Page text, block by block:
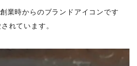
業時からのブランドアイコンです
れています。